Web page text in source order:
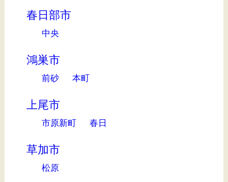
春日部市
中央
鴻巣市
前砂 本町
上尾市
市原新町 春日
草加市
松原